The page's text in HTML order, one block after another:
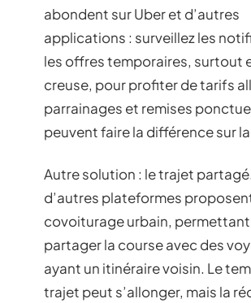
abondent sur Uber et d’autres
applications : surveillez les
les offres temporaires, surtout
creuse, pour profiter de tarifs
parrainages et remises
peuvent faire la différence sur
Autre solution : le trajet
d’autres plateformes
covoiturage urbain,
partager la course avec des
ayant un itinéraire voisin. Le
trajet peut s’allonger, mais la